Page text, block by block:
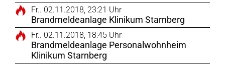
Fr.. 02.11.2018, 23:21 Uhr
Brandmeldeanlage Klinikum Starnberg
Fr.. 02.11.2018, 18:45 Uhr
Brandmeldeanlage Personalwohnheim
Klinikum Starnberg